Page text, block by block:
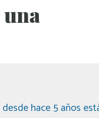
hace 5 años